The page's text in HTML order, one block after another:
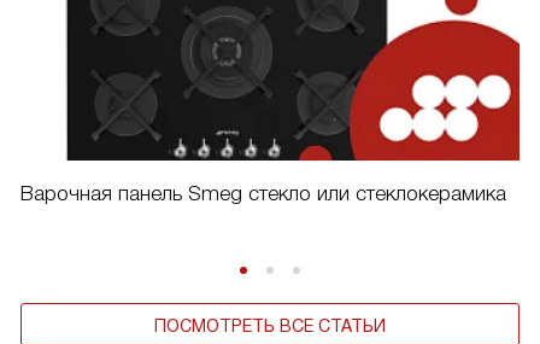
Варочная панель Smeg стекло или стеклокерамика
ПОСМОТРЕТЬ ВСЕ СТАТЬИ